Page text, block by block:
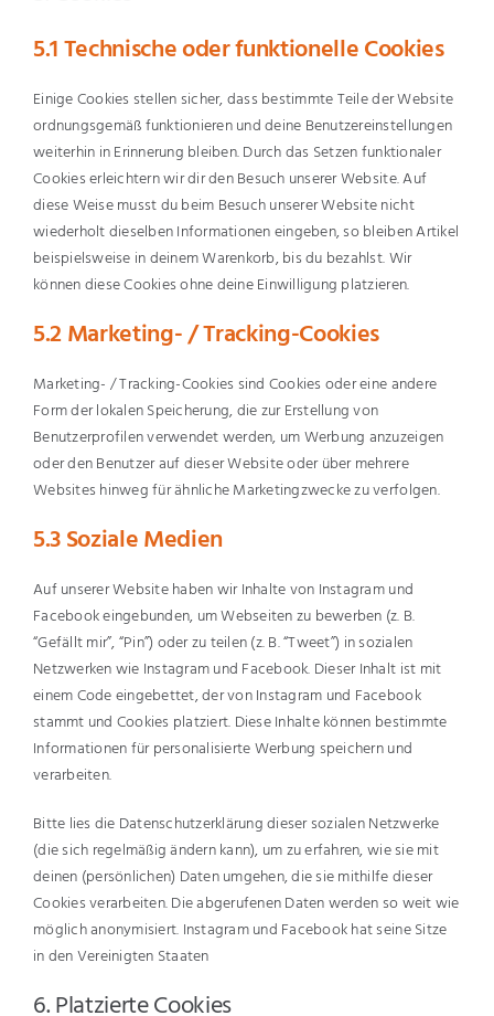
5.1 Technische oder funktionelle Cookies
Einige Cookies stellen sicher, dass bestimmte Teile der Website
ordnungsgemäß funktionieren und deine Benutzereinstellungen
weiterhin in Erinnerung bleiben. Durch das Setzen funktionaler
Cookies erleichtern wir dir den Besuch unserer Website. Auf
diese Weise musst du beim Besuch unserer Website nicht
wiederholt dieselben Informationen eingeben, so bleiben Artikel
beispielsweise in deinem Warenkorb, bis du bezahlst. Wir
können diese Cookies ohne deine Einwilligung platzieren.
5.2 Marketing- / Tracking-Cookies
Marketing- / Tracking-Cookies sind Cookies oder eine andere
Form der lokalen Speicherung, die zur Erstellung von
Benutzerprofilen verwendet werden, um Werbung anzuzeigen
oder den Benutzer auf dieser Website oder über mehrere
Websites hinweg für ähnliche Marketingzwecke zu verfolgen.
5.3 Soziale Medien
Auf unserer Website haben wir Inhalte von Instagram und
Facebook eingebunden, um Webseiten zu bewerben (z. B.
“Gefällt mir”, “Pin”) oder zu teilen (z. B. “Tweet”) in sozialen
Netzwerken wie Instagram und Facebook. Dieser Inhalt ist mit
einem Code eingebettet, der von Instagram und Facebook
stammt und Cookies platziert. Diese Inhalte können bestimmte
Informationen für personalisierte Werbung speichern und
verarbeiten.
Bitte lies die Datenschutzerklärung dieser sozialen Netzwerke
(die sich regelmäßig ändern kann), um zu erfahren, wie sie mit
deinen (persönlichen) Daten umgehen, die sie mithilfe dieser
Cookies verarbeiten. Die abgerufenen Daten werden so weit wie
möglich anonymisiert. Instagram und Facebook hat seine Sitze
in den Vereinigten Staaten
6. Platzierte Cookies